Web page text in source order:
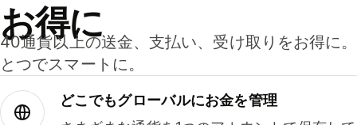
お得に
40通貨以上の送金、支払い、受け取りをお得に
とつでスマートに。
どこでもグ⁠ロ⁠ー⁠バ⁠ルにお金を管理